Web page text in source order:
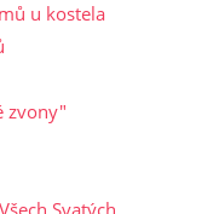
u kostela
zvony"